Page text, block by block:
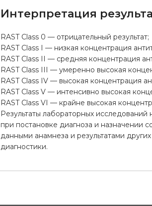
Интерпретация
RAST Class 0 — отрицательный результат;
RAST Class I — низкая концентрация
RAST Class II — средняя концентрация
RAST Class III — умеренно высокая
RAST Class IV — высокая концентрация
RAST Class V — интенсивно высокая
RAST Class VI — крайне высокая
Результаты лабораторных
при постановке диагноза и назначении
данными анамнеза и результатами
диагностики.